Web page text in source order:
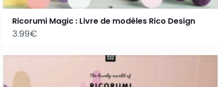
Ricorumi Magic : Livre de modèles Rico Design
3.99€